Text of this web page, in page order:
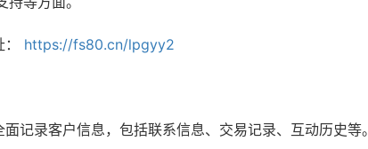
https://fs80.cn/lpgyy2
记录客户信息，包括联系信息、交易记录、互动历史等。